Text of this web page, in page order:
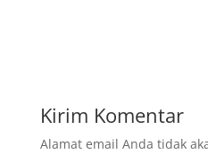
Kirim Komentar
Alamat email Anda tidak